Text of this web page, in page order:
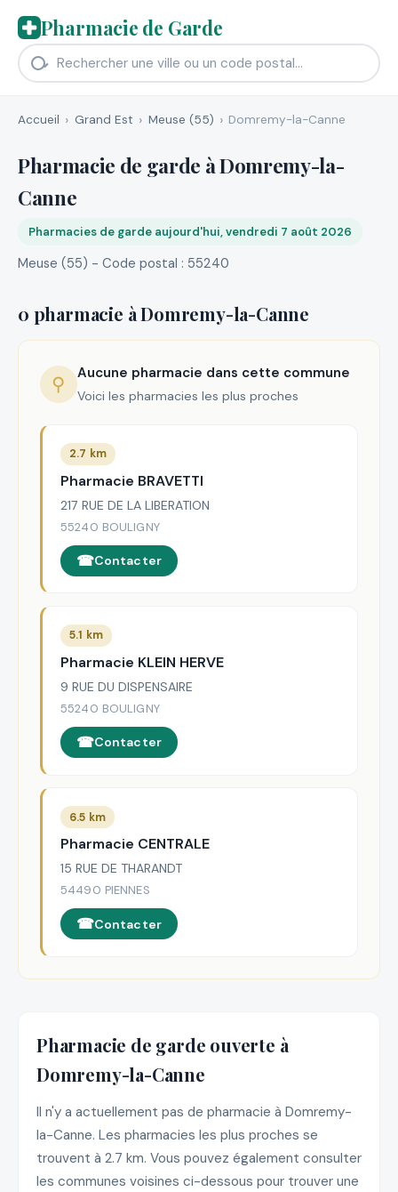
Pharmacie de Garde
Accueil Grand Est Meuse (55) Domremy-la-Canne
Pharmacie de garde à Domremy-la-
Canne
Pharmacies de garde aujourd'hui, vendredi 7 août 2026
Meuse (55) - Code postal : 55240
0 pharmacie à Domremy-la-Canne
⚲ Aucune pharmacie dans cette commune
Voici les pharmacies les plus proches
2.7 km
Pharmacie BRAVETTI
217 RUE DE LA LIBERATION
55240 BOULIGNY
Contacter
5.1 km
Pharmacie KLEIN HERVE
9 RUE DU DISPENSAIRE
55240 BOULIGNY
Contacter
6.5 km
Pharmacie CENTRALE
15 RUE DE THARANDT
54490 PIENNES
Contacter
Pharmacie de garde ouverte à
Domremy-la-Canne
Il n'y a actuellement pas de pharmacie à Domremy-
la-Canne. Les pharmacies les plus proches se
trouvent à 2.7 km. Vous pouvez également consulter
les communes voisines ci-dessous pour trouver une